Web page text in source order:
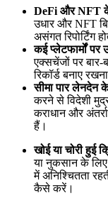
DeFi और NFT के
उधार और NFT
असंगत रिपोर्टिंग
कई प्लेटफार्मों पर
एक्सचेंजों पर
रिकॉर्ड बनाए
सीमा पार लेनदेन
करने से विदेशी
कराधान और
हैं।
खोई या चोरी हुई
या नुकसान के लिए
में अनिश्चितता
कैसे करें।